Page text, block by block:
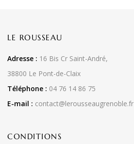
LE ROUSSEAU
Adresse : 16 Bis Cr Saint-André,
38800 Le Pont-de-Claix
Téléphone : 04 76 14 86 75
E-mail : contact@lerousseaugrenoble.fr
CONDITIONS